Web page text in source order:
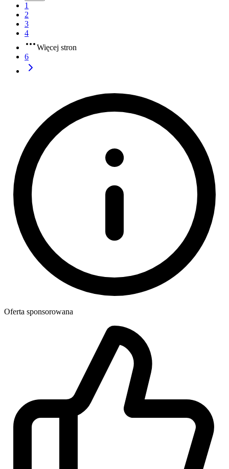
1
2
3
4
Więcej stron
6
Oferta sponsorowana